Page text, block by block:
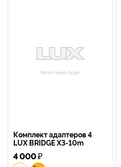
Комплект адаптеров 4
LUX BRIDGE X3-10m
4 000₽